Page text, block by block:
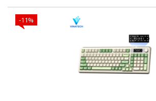
-11%